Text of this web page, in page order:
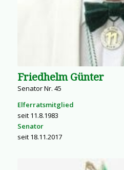
Friedhelm Günter
Senator Nr. 45
Elferratsmitglied
seit 11.8.1983
Senator
seit 18.11.2017